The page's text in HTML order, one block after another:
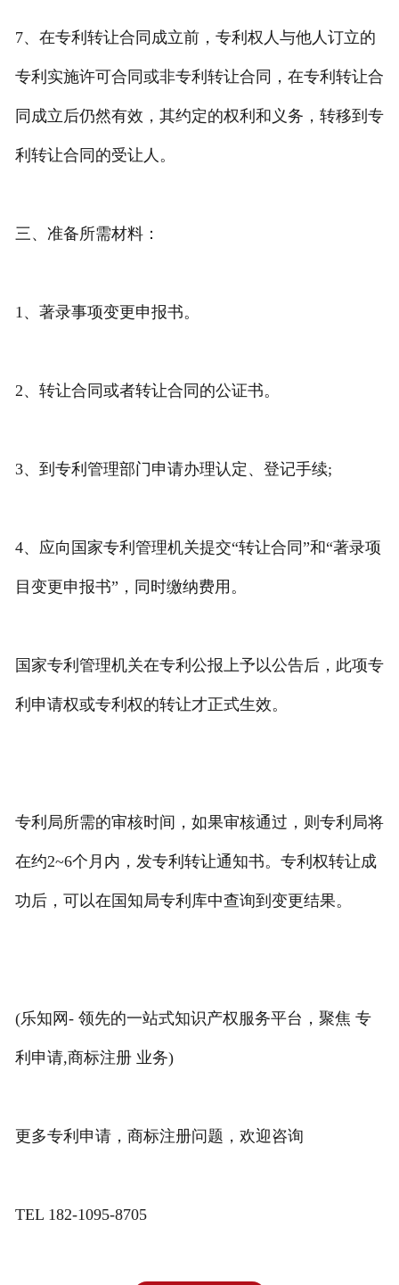
7、在专利转让合同成立前，专利权人与他人订立的
专利实施许可合同或非专利转让合同，在专利转让合
同成立后仍然有效，其约定的权利和义务，转移到专
利转让合同的受让人。
三、准备所需材料：
1、著录事项变更申报书。
2、转让合同或者转让合同的公证书。
3、到专利管理部门申请办理认定、登记手续;
4、应向国家专利管理机关提交“转让合同”和“著录项
目变更申报书”，同时缴纳费用。
国家专利管理机关在专利公报上予以公告后，此项专
利申请权或专利权的转让才正式生效。
专利局所需的审核时间，如果审核通过，则专利局将
在约2~6个月内，发专利转让通知书。专利权转让成
功后，可以在国知局专利库中查询到变更结果。
(乐知网- 领先的一站式知识产权服务平台，聚焦 专
利申请,商标注册 业务)
更多专利申请，商标注册问题，欢迎咨询
TEL 182-1095-8705